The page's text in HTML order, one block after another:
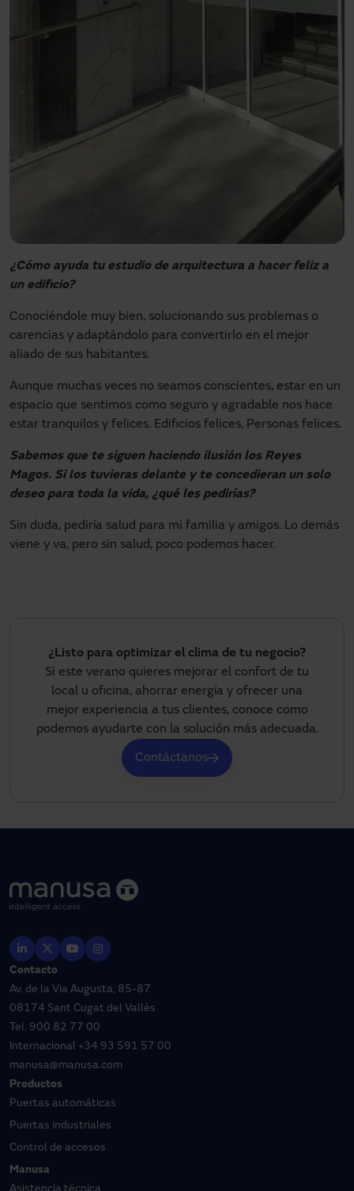
¿Cómo ayuda tu estudio de arquitectura a hacer feliz a
un edificio?
Conociéndole muy bien, solucionando sus problemas o
carencias y adaptándolo para convertirlo en el mejor
aliado de sus habitantes.
Aunque muchas veces no seamos conscientes, estar en un
espacio que sentimos como seguro y agradable nos hace
estar tranquilos y felices. Edificios felices, Personas felices.
Sabemos que te siguen haciendo ilusión los Reyes
Magos. Si los tuvieras delante y te concedieran un solo
deseo para toda la vida, ¿qué les pedirías?
Sin duda, pediría salud para mi familia y amigos. Lo demás
viene y va, pero sin salud, poco podemos hacer.
¿Listo para optimizar el clima de tu negocio?
Si este verano quieres mejorar el confort de tu
local u oficina, ahorrar energía y ofrecer una
mejor experiencia a tus clientes, conoce como
podemos ayudarte con la solución más adecuada.
Contáctanos
Contacto
Av. de la Via Augusta, 85-87
08174 Sant Cugat del Vallès
Tel. 900 82 77 00
Internacional +34 93 591 57 00
manusa@manusa.com
Productos
Puertas automáticas
Puertas industriales
Control de accesos
Manusa